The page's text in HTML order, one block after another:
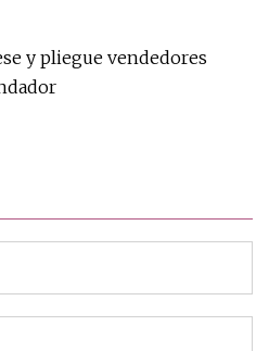
y pliegue vendedores